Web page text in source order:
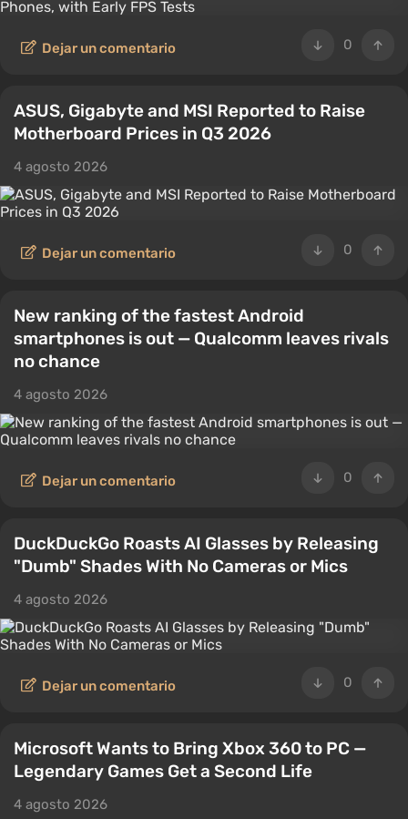
0
Dejar un comentario
ASUS, Gigabyte and MSI Reported to Raise
Motherboard Prices in Q3 2026
4 agosto 2026
0
Dejar un comentario
New ranking of the fastest Android
smartphones is out — Qualcomm leaves rivals
no chance
4 agosto 2026
0
Dejar un comentario
DuckDuckGo Roasts AI Glasses by Releasing
"Dumb" Shades With No Cameras or Mics
4 agosto 2026
0
Dejar un comentario
Microsoft Wants to Bring Xbox 360 to PC —
Legendary Games Get a Second Life
4 agosto 2026